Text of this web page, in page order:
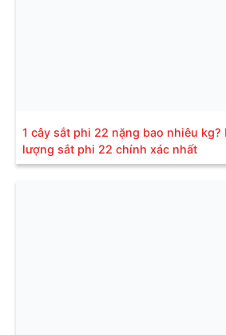
1 cây sắt phi 22 nặng bao nhiêu
lượng sắt phi 22 chính xác nhất